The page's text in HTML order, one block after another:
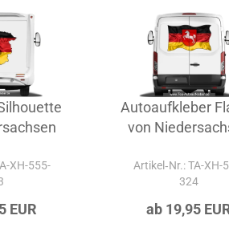
XH-555-
EUR
Autoaufkleber
von
Artikel‑Nr.: TA-XH-
324
ab 19,95